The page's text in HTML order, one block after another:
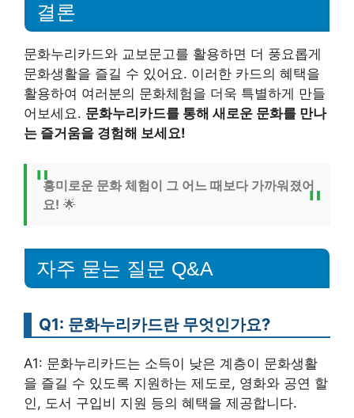
결론
문화누리카드와 교보문고를 활용하면 더 풍요롭게
문화생활을 즐길 수 있어요. 이러한 카드의 혜택을
활용하여 여러분의 문화체험을 더욱 특별하게 만들
어보세요. 문화누리카드를 통해 새로운 문화를 만나
는 즐거움을 경험해 보세요!
흥미로운 문화 체험이 그 어느 때보다 가까워졌어
요! 🌟
자주 묻는 질문 Q&A
Q1: 문화누리카드란 무엇인가요?
A1: 문화누리카드는 소득이 낮은 계층이 문화생활
을 즐길 수 있도록 지원하는 제도로, 영화와 공연 할
인, 도서 구입비 지원 등의 혜택을 제공합니다.